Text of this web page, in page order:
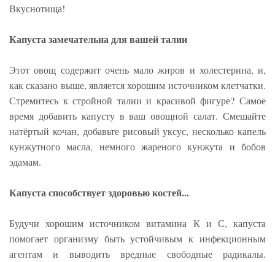
Вкуснотища!
Капуста замечательна для вашей талии
Этот овощ содержит очень мало жиров и холестерина, и,
как сказано выше, является хорошим источником клетчатки.
Стремитесь к стройной талии и красивой фигуре? Самое
время добавить капусту в ваш овощной салат. Смешайте
натёртый кочан, добавьте рисовый уксус, несколько капель
кунжутного масла, немного жареного кунжута и бобов
эдамам.
Капуста способствует здоровью костей...
Будучи хорошим источником витамина К и С, капуста
помогает организму быть устойчивым к инфекционным
агентам и выводить вредные свободные радикалы.